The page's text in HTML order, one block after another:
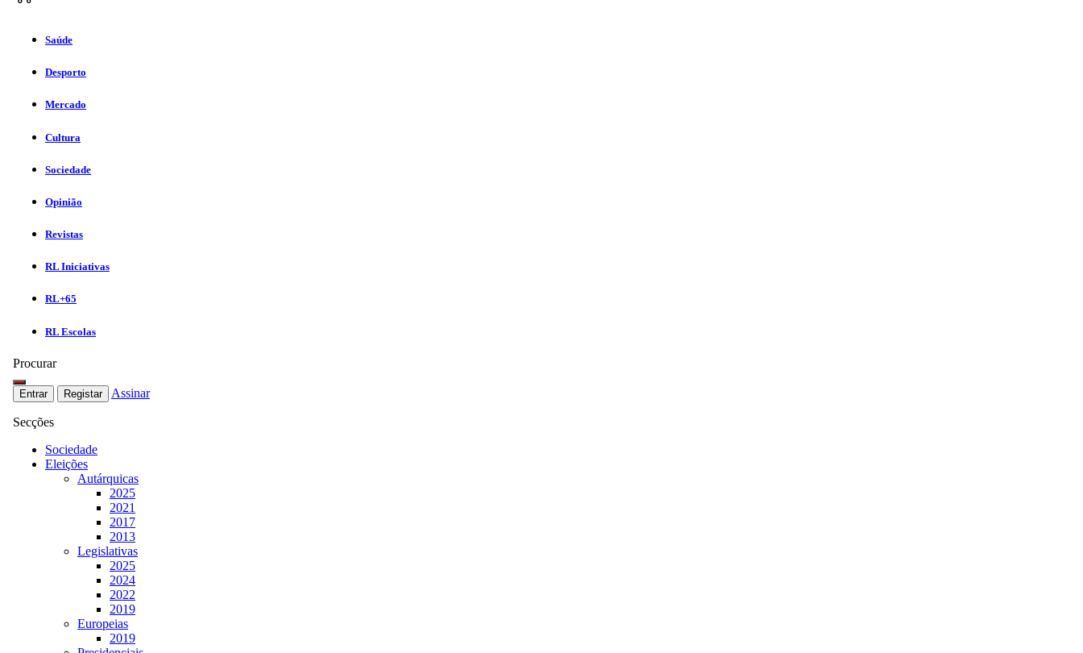
Saúde
Desporto
Mercado
Cultura
Sociedade
Opinião
Revistas
RL Iniciativas
RL+65
RL Escolas
Procurar
Entrar Registar Assinar
Secções
Sociedade
Eleições
Autárquicas
2025
2021
2017
2013
Legislativas
2025
2024
2022
2019
Europeias
2019